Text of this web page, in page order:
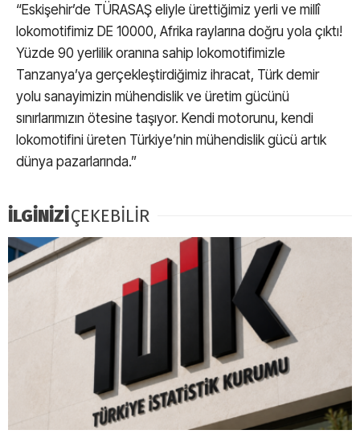
“Eskişehir’de TÜRASAŞ eliyle ürettiğimiz yerli ve millî
lokomotifimiz DE 10000, Afrika raylarına doğru yola çıktı!
Yüzde 90 yerlilik oranına sahip lokomotifimizle
Tanzanya’ya gerçekleştirdiğimiz ihracat, Türk demir
yolu sanayimizin mühendislik ve üretim gücünü
sınırlarımızın ötesine taşıyor. Kendi motorunu, kendi
lokomotifini üreten Türkiye’nin mühendislik gücü artık
dünya pazarlarında.”
İLGİNİZİÇEKEBİLİR